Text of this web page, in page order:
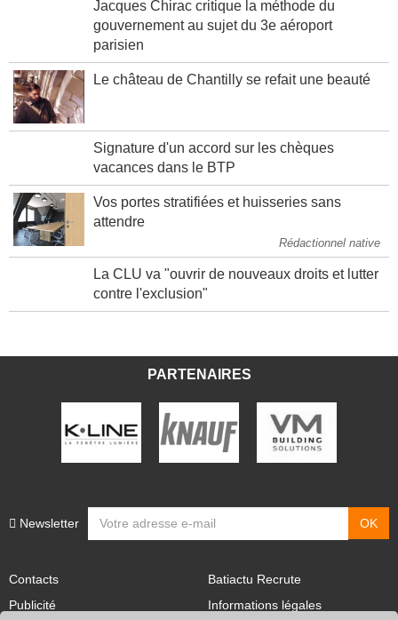
Jacques Chirac critique la méthode du
gouvernement au sujet du 3e aéroport
parisien
Le château de Chantilly se refait une beauté
Signature d'un accord sur les chèques
vacances dans le BTP
Vos portes stratifiées et huisseries sans
attendre
Rédactionnel native
La CLU va "ouvrir de nouveaux droits et lutter
contre l'exclusion"
PARTENAIRES
Newsletter
Contacts
Publicité
Batiactu Recrute
Informations légales